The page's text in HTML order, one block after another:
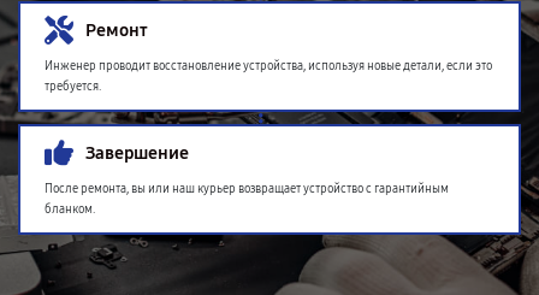
Ремонт
Инженер проводит восстановление устройства, используя новые детали, если это
требуется.
Завершение
После ремонта, вы или наш курьер возвращает устройство с гарантийным
бланком.